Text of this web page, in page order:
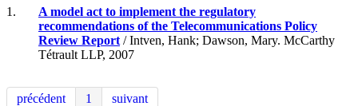
1.
A model act to implement the regulatory
recommendations of the Telecommunications Policy
Review Report / Intven, Hank; Dawson, Mary. McCarthy
Tétrault LLP, 2007
précédent 1 suivant